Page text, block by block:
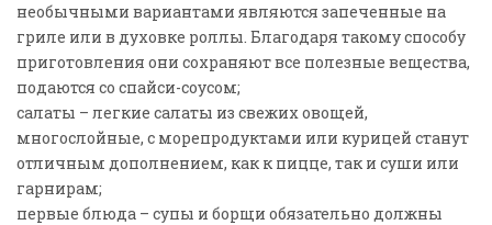
необычными вариантами являются запеченные на
гриле или в духовке роллы. Благодаря такому способу
приготовления они сохраняют все полезные вещества,
подаются со спайси-соусом;
салаты – легкие салаты из свежих овощей,
многослойные, с морепродуктами или курицей станут
отличным дополнением, как к пицце, так и суши или
гарнирам;
первые блюда – супы и борщи обязательно должны